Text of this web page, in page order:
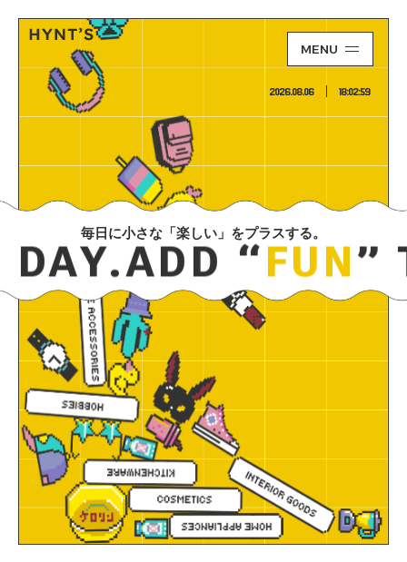
MENU
2026.08.06 18:03:00
毎日に小さな「楽しい」をプラスする。
DAY.ADD “